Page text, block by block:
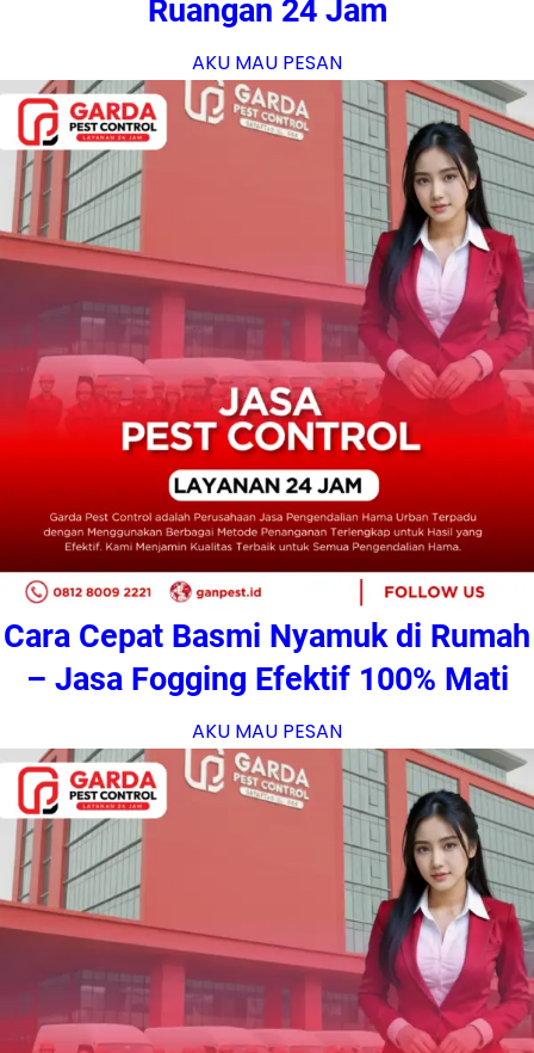
Ruangan 24 Jam
AKU MAU PESAN
Cara Cepat Basmi Nyamuk di Rumah
– Jasa Fogging Efektif 100% Mati
AKU MAU PESAN